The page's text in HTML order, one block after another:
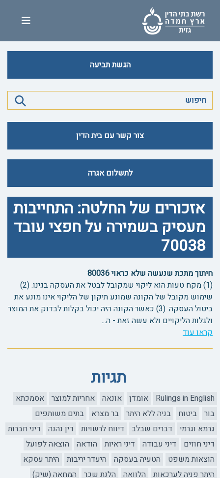
הגשת תביעה
צור קשר עם בית הדין
לתשלום אגרה
אזכורים של החלטה: התחייבות
מעסיק בשמירה על חפצי עובד
70038
חיתוך מתכת שנעשה שלא כראוי 80036
(1) מקח טעות הוא ליקוי שמקובל לבטל את העסקה בגינו. (2)
שימוש מקובל של הקונה שמונע תיקון של הליקוי אינו מונע את
ביטול העסקה. (3) כאשר הקונה היה יכול בקלות לבדוק את המוצר
ולגלות הליקויים ולא עשה זאת - ה...
קראו עוד
תגיות
Rulings in English אומדן אונאה אחריות למוצר
אסמכתא
בור
ביטוח בניה ללא היתר בר מצרא
בתים משותפים
גרמא וגרמי
דברים שבלב דיווח לרשויות דין נהנה
דיני חברות
דיני חוזים
דיני עבודה דיני ראיות הודאה
הוצאה לפועל
הוצאות משפט
הטעיה בעסקה היעדר יריבות
היתר עסקא
היתר פניה לערכאות
הלוואה הלנת שכר
המחאה (שיק)